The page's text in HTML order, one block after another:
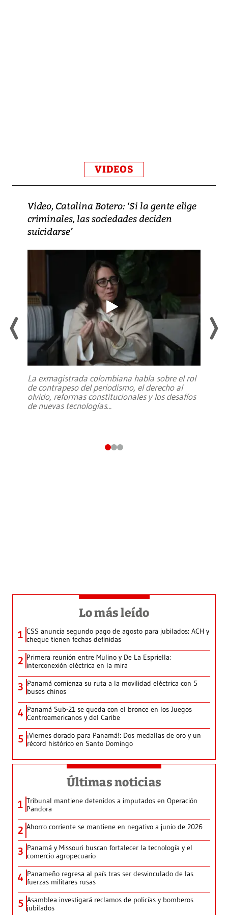
VIDEOS
Video, Catalina Botero: ‘Si la gente elige
criminales, las sociedades deciden
suicidarse’
La exmagistrada colombiana habla sobre el rol
de contrapeso del periodismo, el derecho al
olvido, reformas constitucionales y los desafíos
de nuevas tecnologías...
Lo más leído
1 CSS anuncia segundo pago de agosto para jubilados: ACH y
cheque tienen fechas definidas
2 Primera reunión entre Mulino y De La Espriella:
interconexión eléctrica en la mira
3 Panamá comienza su ruta a la movilidad eléctrica con 5
buses chinos
4 Panamá Sub-21 se queda con el bronce en los Juegos
Centroamericanos y del Caribe
5 ¡Viernes dorado para Panamá!: Dos medallas de oro y un
récord histórico en Santo Domingo
Últimas noticias
1 Tribunal mantiene detenidos a imputados en Operación
Pandora
2 Ahorro corriente se mantiene en negativo a junio de 2026
3 Panamá y Missouri buscan fortalecer la tecnología y el
comercio agropecuario
4 Panameño regresa al país tras ser desvinculado de las
fuerzas militares rusas
5 Asamblea investigará reclamos de policías y bomberos
jubilados